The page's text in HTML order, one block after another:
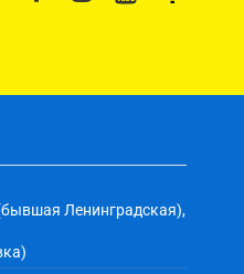
Ленинградская),